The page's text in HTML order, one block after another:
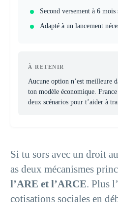
Second versement à 6
Adapté à un lancement
À RETENIR
Aucune option n’est meilleure
ton modèle économique.
deux scénarios pour t’aider à
Si tu sors avec un droit
as deux mécanismes
l’ARE et l’ARCE. Plus
cotisations sociales en